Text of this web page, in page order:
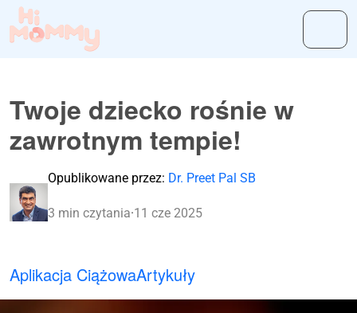
Twoje dziecko rośnie w
zawrotnym tempie!
Opublikowane przez: Dr. Preet Pal SB
3 min czytania·11 cze 2025
Aplikacja CiążowaArtykuły